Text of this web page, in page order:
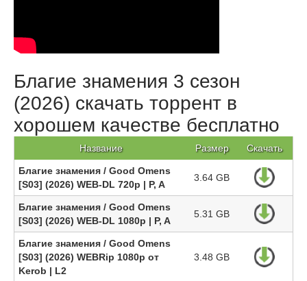
Благие знамения 3 сезон
(2026) скачать торрент в
хорошем качестве бесплатно
Название Размер Скачать
Благие знамения / Good Omens
[S03] (2026) WEB-DL 720p | P, A
3.64 GB
Благие знамения / Good Omens
[S03] (2026) WEB-DL 1080p | P, A
5.31 GB
Благие знамения / Good Omens
[S03] (2026) WEBRip 1080p от
Kerob | L2
3.48 GB